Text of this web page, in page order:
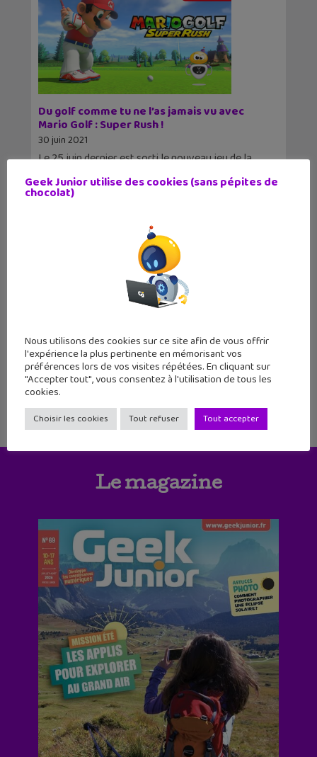
Du golf comme tu ne l’as jamais vu avec
Mario Golf : Super Rush !
30 juin 2021
Le 25 juin dernier est sorti le nouveau jeu de la
ou
18 19
25 26
Le magazine
Geek Junior utilise des cookies (sans pépites de
chocolat)
Nous utilisons des cookies sur ce site afin de vous offrir
l'expérience la plus pertinente en mémorisant vos
préférences lors de vos visites répétées. En cliquant sur
"Accepter tout", vous consentez à l'utilisation de tous les
cookies.
Choisir les cookies Tout refuser Tout accepter